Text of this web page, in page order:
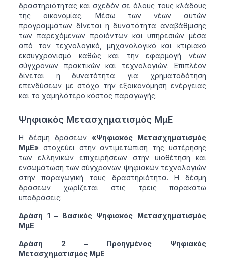
δραστηριότητας και σχεδόν σε όλους τους κλάδους
της οικονομίας. Μέσω των νέων αυτών
προγραμμάτων δίνεται η δυνατότητα αναβάθμισης
των παρεχόμενων προϊόντων και υπηρεσιών μέσα
από τον τεχνολογικό, μηχανολογικό και κτιριακό
εκσυγχρονισμό καθώς και την εφαρμογή νέων
σύγχρονων πρακτικών και τεχνολογιών. Επιπλέον
δίνεται η δυνατότητα για χρηματοδότηση
επενδύσεων με στόχο την εξοικονόμηση ενέργειας
και το χαμηλότερο κόστος παραγωγής.
Ψηφιακός Μετασχηματισμός ΜμΕ
Η δέσμη δράσεων «Ψηφιακός Μετασχηματισμός
ΜμΕ» στοχεύει στην αντιμετώπιση της υστέρησης
των ελληνικών επιχειρήσεων στην υιοθέτηση και
ενσωμάτωση των σύγχρονων ψηφιακών τεχνολογιών
στην παραγωγική τους δραστηριότητα. Η δέσμη
δράσεων χωρίζεται στις τρεις παρακάτω
υποδράσεις:
Δράση 1 – Βασικός Ψηφιακός Μετασχηματισμός
ΜμΕ
Δράση 2 – Προηγμένος Ψηφιακός
Μετασχηματισμός ΜμΕ